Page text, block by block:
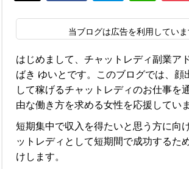
当ブログは広告を利用していま
はじめまして、チャットレディ副業ア
ばき ゆいとです。このブログでは、顔
して稼げるチャットレディのお仕事を
由な働き方を求める女性を応援していま
短期集中で収入を得たいと思う方に向
ットレディとして短期間で成功するた
けします。